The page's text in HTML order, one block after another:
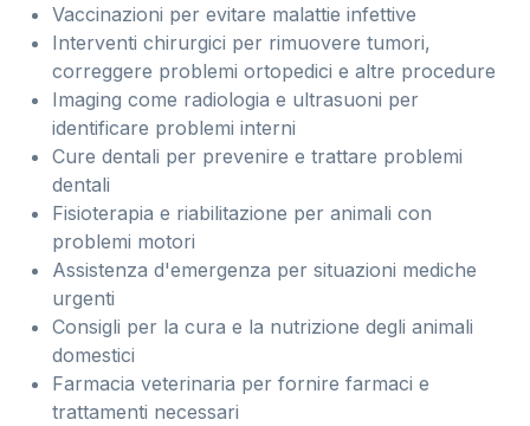
Vaccinazioni per evitare malattie infettive
Interventi chirurgici per rimuovere tumori,
correggere problemi ortopedici e altre procedure
Imaging come radiologia e ultrasuoni per
identificare problemi interni
Cure dentali per prevenire e trattare problemi
dentali
Fisioterapia e riabilitazione per animali con
problemi motori
Assistenza d'emergenza per situazioni mediche
urgenti
Consigli per la cura e la nutrizione degli animali
domestici
Farmacia veterinaria per fornire farmaci e
trattamenti necessari